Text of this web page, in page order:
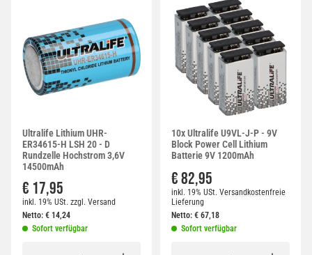
Ultralife Lithium UHR-
ER34615-H LSH 20 - D
Rundzelle Hochstrom 3,6V
14500mAh
€ 17,95
inkl. 19% USt. zzgl. Versand
Netto: € 14,24
Sofort verfügbar
10x Ultralife U9VL-J-P - 9V
Block Power Cell Lithium
Batterie 9V 1200mAh
€ 82,95
inkl. 19% USt. Versandkostenfreie
Lieferung
Netto: € 67,18
Sofort verfügbar